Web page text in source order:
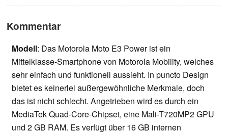
Kommentar
Modell: Das Motorola Moto E3 Power ist ein
Mittelklasse-Smartphone von Motorola Mobility, welches
sehr einfach und funktionell aussieht. In puncto Design
bietet es keinerlei außergewöhnliche Merkmale, doch
das ist nicht schlecht. Angetrieben wird es durch ein
MediaTek Quad-Core-Chipset, eine Mali-T720MP2 GPU
und 2 GB RAM. Es verfügt über 16 GB internen